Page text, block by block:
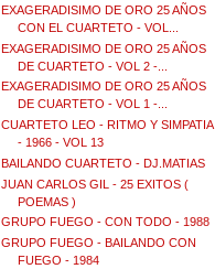
EXAGERADISIMO DE ORO 25 AÑOS
CON EL CUARTETO - VOL...
EXAGERADISIMO DE ORO 25 AÑOS
DE CUARTETO - VOL 2 -...
EXAGERADISIMO DE ORO 25 AÑOS
DE CUARTETO - VOL 1 -...
CUARTETO LEO - RITMO Y SIMPATIA
- 1966 - VOL 13
BAILANDO CUARTETO - DJ.MATIAS
JUAN CARLOS GIL - 25 EXITOS (
POEMAS )
GRUPO FUEGO - CON TODO - 1988
GRUPO FUEGO - BAILANDO CON
FUEGO - 1984